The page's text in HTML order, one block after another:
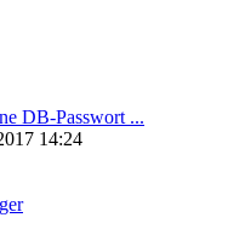
DB-Passwort ...
14:24